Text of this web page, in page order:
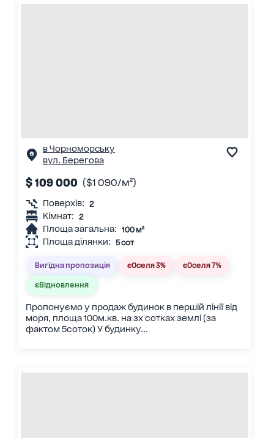
в Чорноморську
вул. Берегова
$ 109 000 ($1 090/м²)
Поверхів: 2
Кімнат: 2
Площа загальна: 100 м²
Площа ділянки: 5 сот
Вигідна пропозиція єОселя 3% єОселя 7%
єВідновлення
Пропонуємо у продаж будинок в першій лінії від
моря, площа 100м.кв. на зх сотках землі (за
фактом 5соток) У будинку...